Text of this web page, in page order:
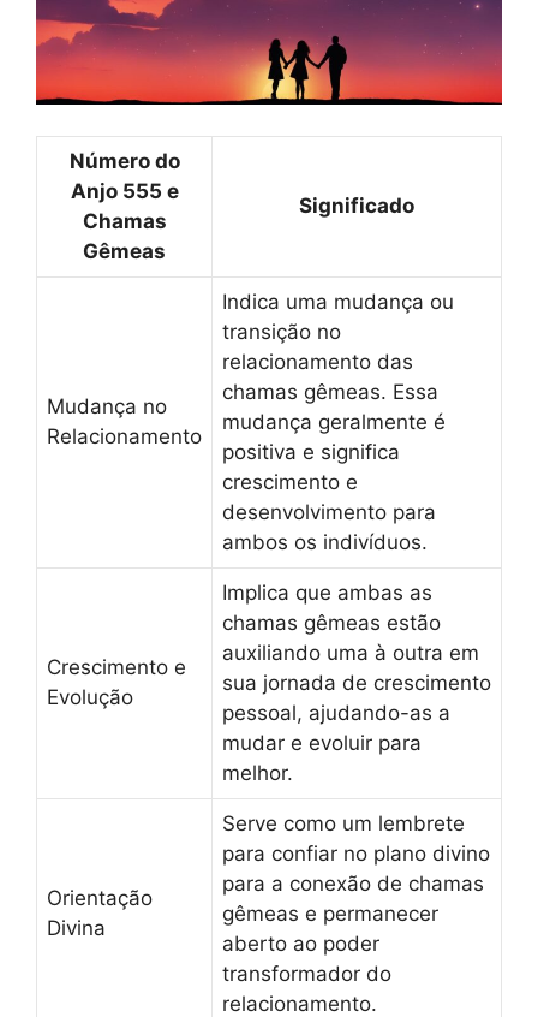
Número do
Anjo 555 e
Chamas
Gêmeas
Significado
Mudança no
Relacionamento
Indica uma mudança ou
transição no
relacionamento das
chamas gêmeas. Essa
mudança geralmente é
positiva e significa
crescimento e
desenvolvimento para
ambos os indivíduos.
Crescimento e
Evolução
Implica que ambas as
chamas gêmeas estão
auxiliando uma à outra em
sua jornada de crescimento
pessoal, ajudando-as a
mudar e evoluir para
melhor.
Orientação
Divina
Serve como um lembrete
para confiar no plano divino
para a conexão de chamas
gêmeas e permanecer
aberto ao poder
transformador do
relacionamento.